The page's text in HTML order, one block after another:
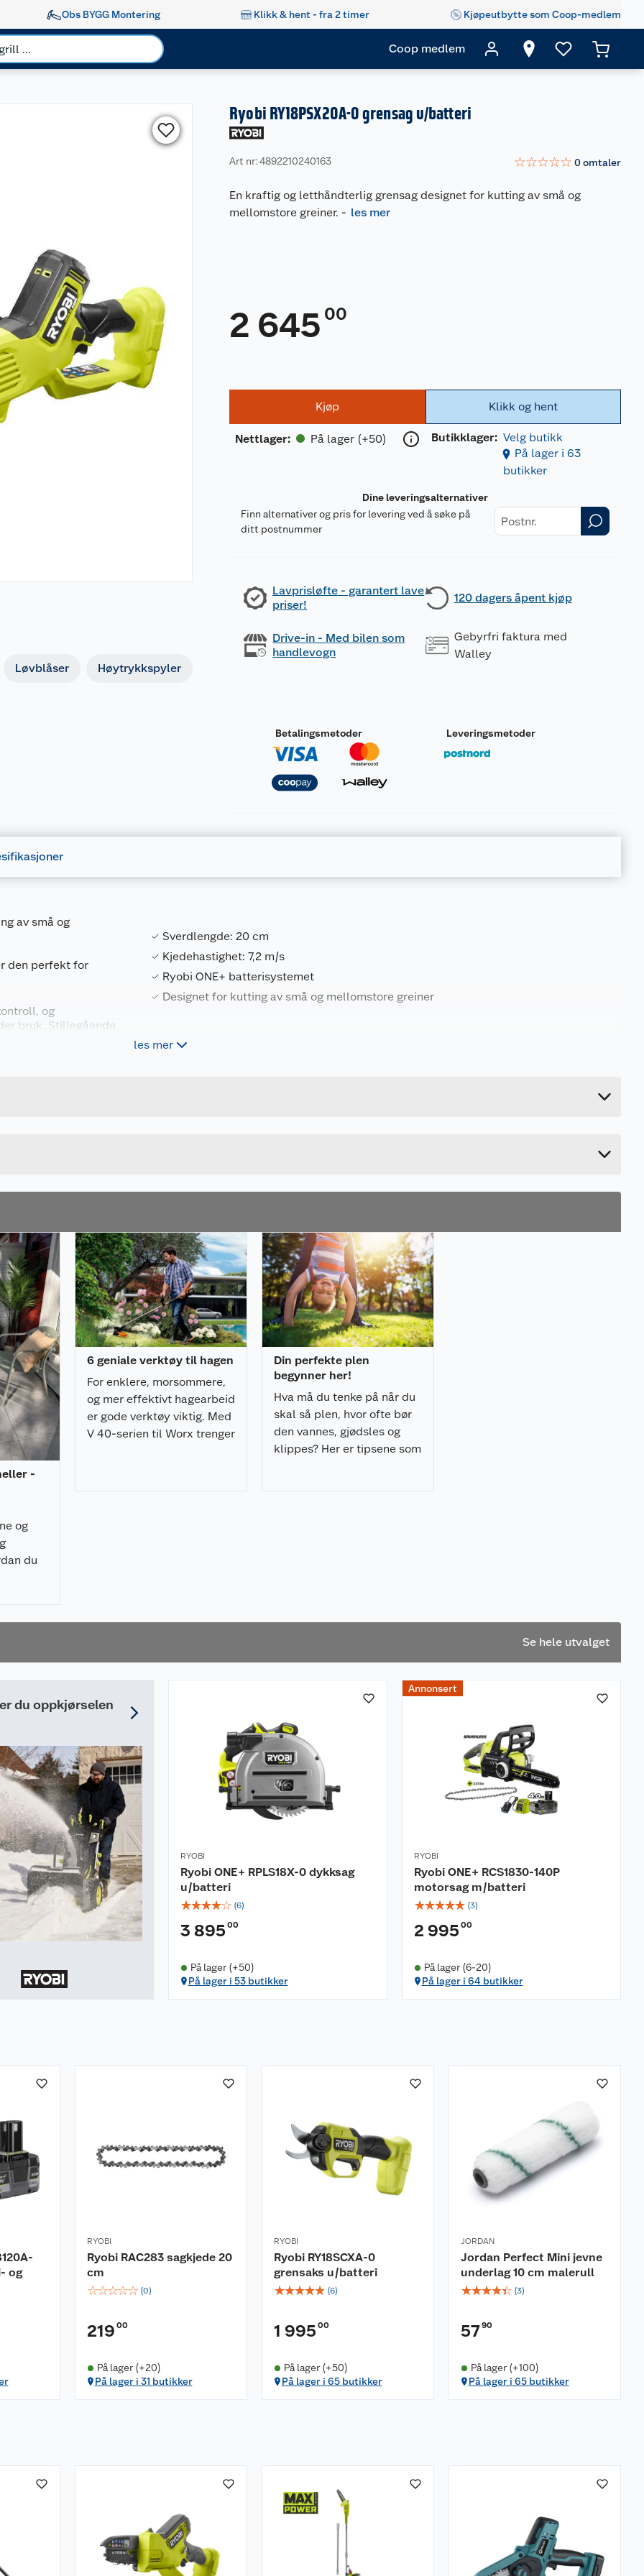
Obs BYGG Montering Klikk & hent - fra 2 timer Kjøpeutbytte som Coop-medlem
Coop medlem
Løvblåser Høytrykkspyler
Ryobi RY18PSX20A-0 grensag u/batteri
Art nr: 4892210240163 ☆☆☆☆☆ 0omtaler
En kraftig og letthåndterlig grensag designet for kutting av små og
mellomstore greiner. - les mer
2 645 00
Kjøp
Nettlager: På lager (+50)
Klikk og hent
Butikklager: Velg butikk
På lager i 63
butikker
Dine leveringsalternativer
Finn alternativer og pris for levering ved å søke på
ditt postnummer
Lavprisløfte - garantert lave
priser!
120 dagers åpent kjøp
Drive-in - Med bilen som
handlevogn
Gebyrfri faktura med
Walley
Betalingsmetoder Leveringsmetoder
av små og
den perfekt for
og
bruk. Stillegående
Sverdlengde: 20 cm
Kjedehastighet: 7,2 m/s
Ryobi ONE+ batterisystemet
Designet for kutting av små og mellomstore greiner
les merForpakningsmål
-
og
du
6 geniale verktøy til hagen
For enklere, morsommere,
og mer effektivt hagearbeid
er gode verktøy viktig. Med
V 40-serien til Worx trenger
Din perfekte plen
begynner her!
Hva må du tenke på når du
skal så plen, hvor ofte bør
den vannes, gjødsles og
klippes? Her er tipsene som
Se hele utvalget
du oppkjørselen
RYOBI
Ryobi ONE+ RPLS18X-0 dykksag
u/batteri
☆☆☆☆☆ (6)
3 895 00
På lager (+50)
På lager i 53 butikker
Annonsert
RYOBI
Ryobi ONE+ RCS1830-140P
motorsag m/batteri
☆☆☆☆☆ (3)
2 995 00
På lager (6-20)
På lager i 64 butikker
og
RYOBI
Ryobi RAC283 sagkjede 20
cm
☆☆☆☆☆ (0)
219 00
På lager (+20)
På lager i 31 butikker
RYOBI
Ryobi RY18SCXA-0
grensaks u/batteri
☆☆☆☆☆ (6)
1 995 00
På lager (+50)
På lager i 65 butikker
JORDAN
Jordan Perfect Mini jevne
underlag 10 cm malerull
☆☆☆☆☆ (3)
5790
På lager (+100)
På lager i 65 butikker